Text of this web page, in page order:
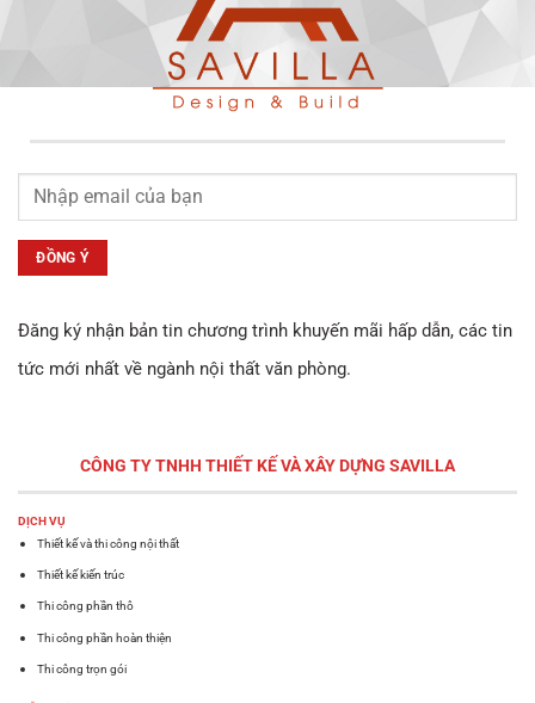
Đăng ký nhận bản tin chương trình khuyến mãi hấp dẫn, các tin
tức mới nhất về ngành nội thất văn phòng.
CÔNG TY TNHH THIẾT KẾ VÀ XÂY DỰNG SAVILLA
DỊCH VỤ
Thiết kế và thi công nội thất
Thiết kế kiến trúc
Thi công phần thô
Thi công phần hoàn thiện
Thi công trọn gói